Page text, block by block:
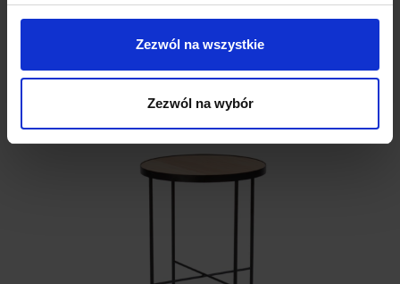
Zezwól na wszystkie
Zezwól na wybór
Produkty z tej samej kolekcji